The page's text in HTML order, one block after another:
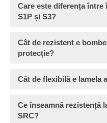
Care este diferența
S1P și S3?
Cât de rezistent e
protecție?
Cât de flexibilă e lamela
Ce înseamnă rezistență
SRC?